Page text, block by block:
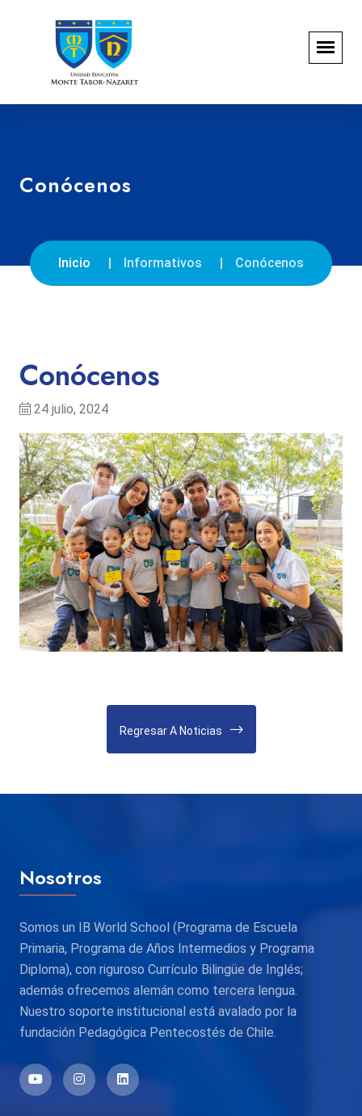
Conócenos
Inicio Informativos Conócenos
Conócenos
24 julio, 2024
Regresar A Noticias
Nosotros
Somos un IB World School (Programa de Escuela
Primaria, Programa de Años Intermedios y Programa
Diploma), con riguroso Currículo Bilingüe de Inglés;
además ofrecemos alemán como tercera lengua.
Nuestro soporte institucional está avalado por la
fundación Pedagógica Pentecostés de Chile.